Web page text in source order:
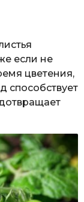
если не
цветения,
способствует